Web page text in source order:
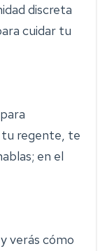
discreta
cuidar tu
tu regente, te
en el
verás cómo